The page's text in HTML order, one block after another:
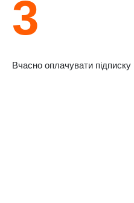
3
Вчасно оплачувати підписку